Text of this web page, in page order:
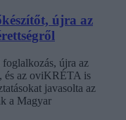
újra az
foglalkozás, újra az
és az oviKRÉTA is
javasolta az
a Magyar